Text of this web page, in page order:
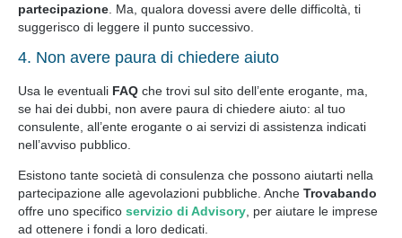
partecipazione . Ma, qualora dovessi avere delle difficoltà, ti
suggerisco di leggere il punto successivo.
4. Non avere paura di chiedere aiuto
Usa le eventuali FAQ che trovi sul sito dell’ente erogante, ma,
se hai dei dubbi, non avere paura di chiedere aiuto: al tuo
consulente, all’ente erogante o ai servizi di assistenza indicati
nell’avviso pubblico.
Esistono tante società di consulenza che possono aiutarti nella
partecipazione alle agevolazioni pubbliche. Anche Trovabando
offre uno specifico servizio di Advisory, per aiutare le imprese
ad ottenere i fondi a loro dedicati.